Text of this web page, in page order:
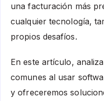
una facturación más
cualquier tecnología,
propios desafíos.
En este artículo,
comunes al usar
y ofreceremos